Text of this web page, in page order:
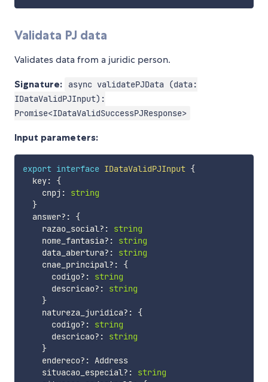
Validata PJ data
Validates data from a juridic person.
Signature:
async validatePJData (data:
IDataValidPJInput):
Promise<IDataValidSuccessPJResponse>
Input parameters:
export interface IDataValidPJInput {
  key
:
{
    cnpj
:
string
}
  answer
? :
{
    razao_social
? :
string
    nome_fantasia
? :
string
    data_abertura
? :
string
    cnae_principal
? :
{
      codigo
? :
string
      descricao
? :
string
}
    natureza_juridica
? :
{
      codigo
? :
string
      descricao
? :
string
}
    endereco
? : Address
    situacao_especial
? :
string